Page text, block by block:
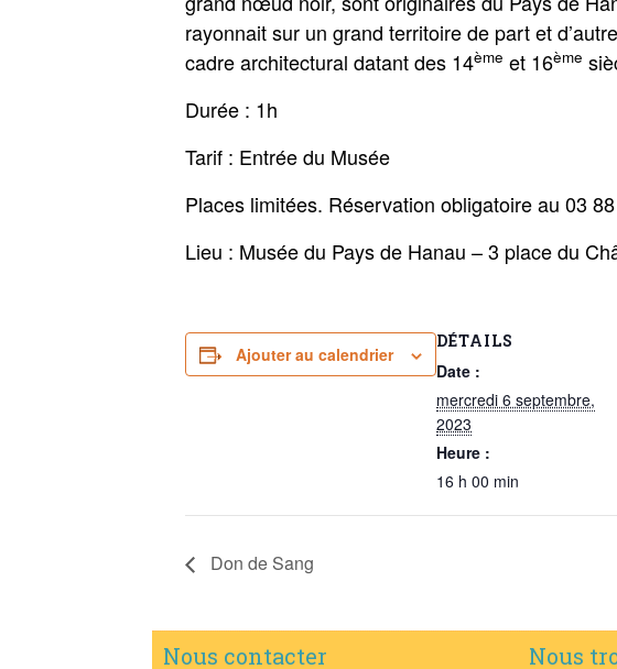
rayonnait sur un grand territoire de part et
cadre architectural datant des 14ème et 16ème
Durée : 1h
Tarif : Entrée du Musée
Places limitées. Réservation obligatoire au 03
Lieu : Musée du Pays de Hanau – 3 place du
Ajouter au calendrier
DÉTAILS
Date :
mercredi 6 septembre,
2023
Heure :
16 h 00 min
Don de Sang
Nous contacter Nous